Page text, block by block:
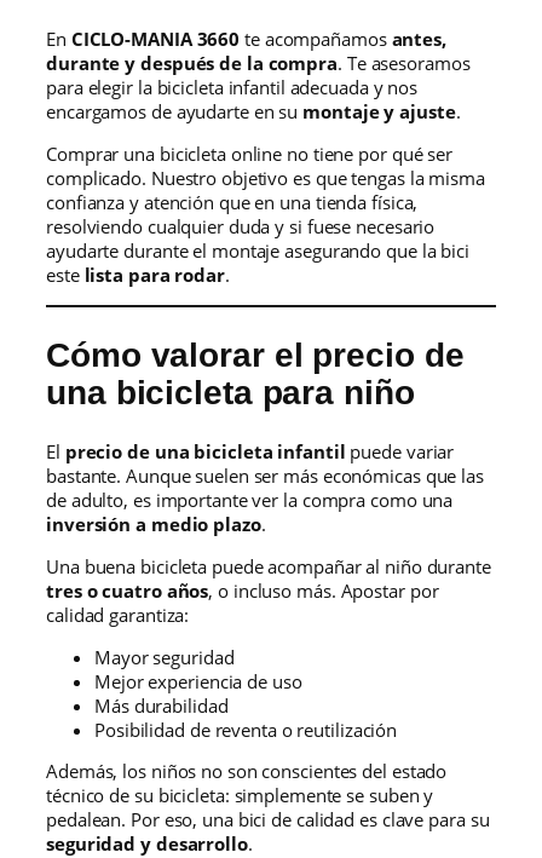
En CICLO-MANIA 3660 te acompañamos antes,
durante y después de la compra. Te asesoramos
para elegir la bicicleta infantil adecuada y nos
encargamos de ayudarte en su montaje y ajuste.
Comprar una bicicleta online no tiene por qué ser
complicado. Nuestro objetivo es que tengas la misma
confianza y atención que en una tienda física,
resolviendo cualquier duda y si fuese necesario
ayudarte durante el montaje asegurando que la bici
este lista para rodar.
Cómo valorar el precio de
una bicicleta para niño
El precio de una bicicleta infantil puede variar
bastante. Aunque suelen ser más económicas que las
de adulto, es importante ver la compra como una
inversión a medio plazo.
Una buena bicicleta puede acompañar al niño durante
tres o cuatro años, o incluso más. Apostar por
calidad garantiza:
Mayor seguridad
Mejor experiencia de uso
Más durabilidad
Posibilidad de reventa o reutilización
Además, los niños no son conscientes del estado
técnico de su bicicleta: simplemente se suben y
pedalean. Por eso, una bici de calidad es clave para su
seguridad y desarrollo.